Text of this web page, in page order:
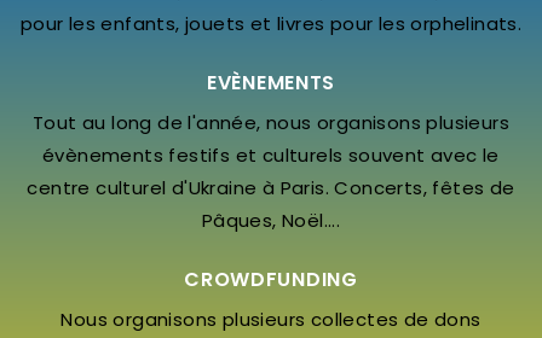
pour les enfants, jouets et livres pour les orphelinats.
EVÈNEMENTS
Tout au long de l'année, nous organisons plusieurs
évènements festifs et culturels souvent avec le
centre culturel d'Ukraine à Paris. Concerts, fêtes de
Pâques, Noël....
CROWDFUNDING
Nous organisons plusieurs collectes de dons